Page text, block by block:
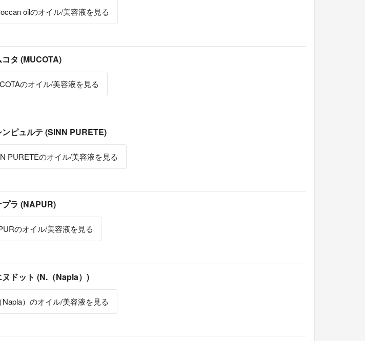
oilのオイル/美容液を見る
タ (MUCOTA)
のオイル/美容液を見る
ピュルテ (SINN PURETE)
PURETEのオイル/美容液を見る
ラ (NAPUR)
のオイル/美容液を見る
ドット (N.（Napla）)
Napla）のオイル/美容液を見る